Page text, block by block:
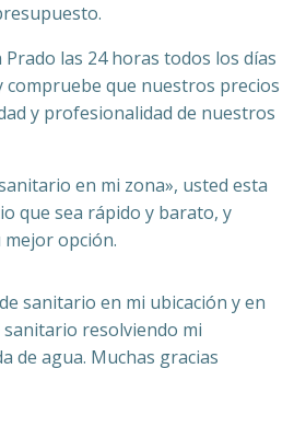
las 24 horas todos los días
compruebe que nuestros precios
y profesionalidad de nuestros
en mi zona», usted esta
que sea rápido y barato, y
opción.
sanitario en mi ubicación y en
resolviendo mi
de agua. Muchas gracias